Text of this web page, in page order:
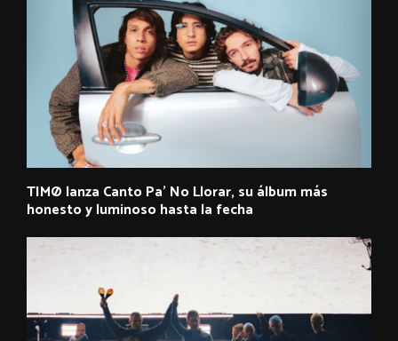
TIMØ lanza Canto Pa’ No Llorar, su álbum más
honesto y luminoso hasta la fecha